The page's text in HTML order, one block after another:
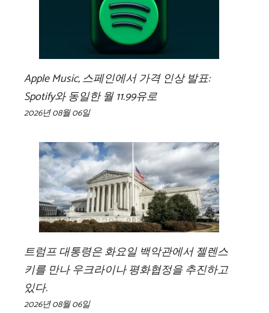
Apple Music, 스페인에서 가격 인상 발표:
Spotify와 동일한 월 11.99유로
2026년 08월 06일
트럼프 대통령은 화요일 백악관에서 젤렌스
키를 만나 우크라이나 평화협정을 추진하고
있다.
2026년 08월 06일